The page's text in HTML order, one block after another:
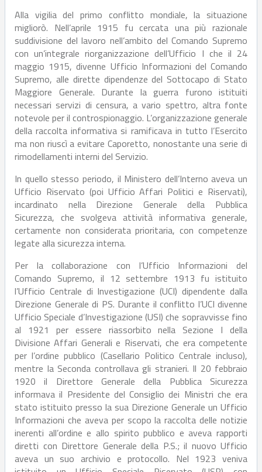
Alla vigilia del primo conflitto mondiale, la situazione
migliorò. Nell’aprile 1915 fu cercata una più razionale
suddivisione del lavoro nell’ambito del Comando Supremo
con un’integrale riorganizzazione dell’Ufficio I che il 24
maggio 1915, divenne Ufficio Informazioni del Comando
Supremo, alle dirette dipendenze del Sottocapo di Stato
Maggiore Generale. Durante la guerra furono istituiti
necessari servizi di censura, a vario spettro, altra fonte
notevole per il controspionaggio. L’organizzazione generale
della raccolta informativa si ramificava in tutto l’Esercito
ma non riuscì a evitare Caporetto, nonostante una serie di
rimodellamenti interni del Servizio.
In quello stesso periodo, il Ministero dell’Interno aveva un
Ufficio Riservato (poi Ufficio Affari Politici e Riservati),
incardinato nella Direzione Generale della Pubblica
Sicurezza, che svolgeva attività informativa generale,
certamente non considerata prioritaria, con competenze
legate alla sicurezza interna.
Per la collaborazione con l’Ufficio Informazioni del
Comando Supremo, il 12 settembre 1913 fu istituito
l’Ufficio Centrale di Investigazione (UCI) dipendente dalla
Direzione Generale di PS. Durante il conflitto l’UCI divenne
Ufficio Speciale d’Investigazione (USI) che sopravvisse fino
al 1921 per essere riassorbito nella Sezione I della
Divisione Affari Generali e Riservati, che era competente
per l’ordine pubblico (Casellario Politico Centrale incluso),
mentre la Seconda controllava gli stranieri. Il 20 febbraio
1920 il Direttore Generale della Pubblica Sicurezza
informava il Presidente del Consiglio dei Ministri che era
stato istituito presso la sua Direzione Generale un Ufficio
Informazioni che aveva per scopo la raccolta delle notizie
inerenti all’ordine e allo spirito pubblico e aveva rapporti
diretti con Direttore Generale della P.S.; il nuovo Ufficio
aveva un suo archivio e protocollo. Nel 1923 veniva